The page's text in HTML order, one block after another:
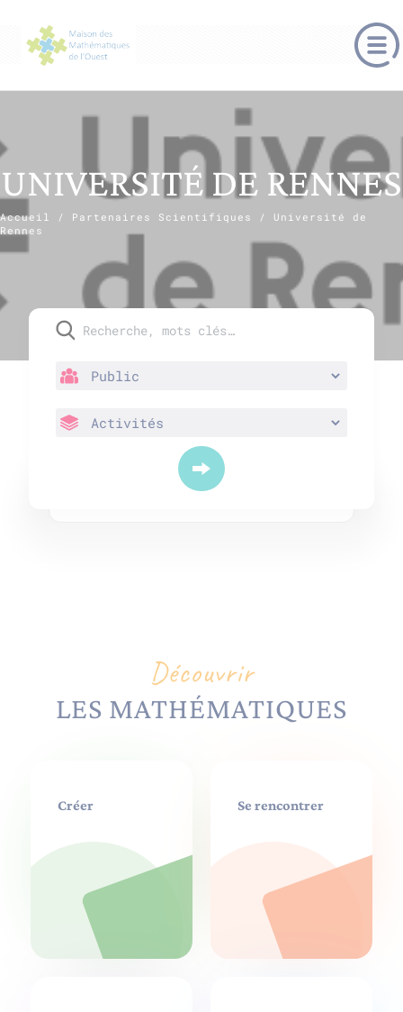
UNIVERSITÉ DE RENNES
Accueil / Partenaires Scientifiques / Université de
Rennes
Découvrir
LES MATHÉMATIQUES
Créer Se rencontrer